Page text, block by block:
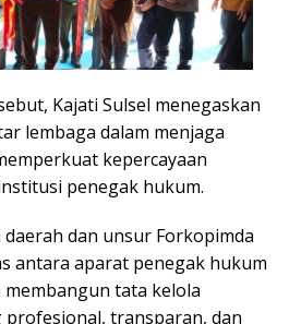
Kajati Sulsel menegaskan
lembaga dalam menjaga
kepercayaan
penegak hukum.
dan unsur Forkopimda
antara aparat penegak hukum
tata kelola
profesional, transparan, dan